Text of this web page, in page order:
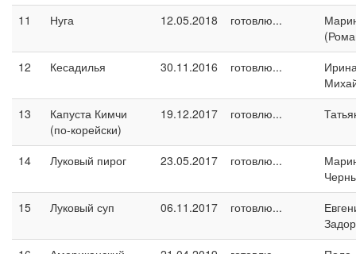
11 Нуга 12.05.2018 готовлю...
12
Кесадилья 30.11.2016 готовлю...
13
Капуста Кимчи
(по-корейски)
19.12.2017 готовлю...
14 Луковый пирог 23.05.2017 готовлю...
15
Луковый суп 06.11.2017 готовлю...